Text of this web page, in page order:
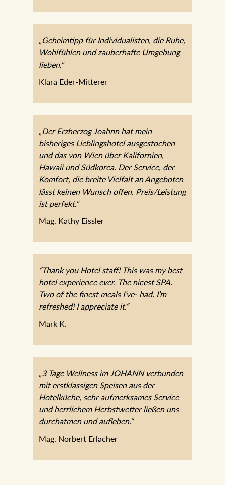
„Geheimtipp für Individualisten, die Ruhe,
Wohlfühlen und zauberhafte Umgebung
lieben.“
Klara Eder-Mitterer
„Der Erzherzog Joahnn hat mein
bisheriges Lieblingshotel ausgestochen
und das von Wien über Kalifornien,
Hawaii und Südkorea. Der Service, der
Komfort, die breite Vielfalt an Angeboten
lässt keinen Wunsch offen. Preis/Leistung
ist perfekt.“
Mag. Kathy Eissler
“Thank you Hotel staff! This was my best
hotel experience ever. The nicest SPA.
Two of the finest meals I’ve- had. I’m
refreshed! I appreciate it.“
Mark K.
„3 Tage Wellness im JOHANN verbunden
mit erstklassigen Speisen aus der
Hotelküche, sehr aufmerksames Service
und herrlichem Herbstwetter ließen uns
durchatmen und aufleben.“
Mag. Norbert Erlacher